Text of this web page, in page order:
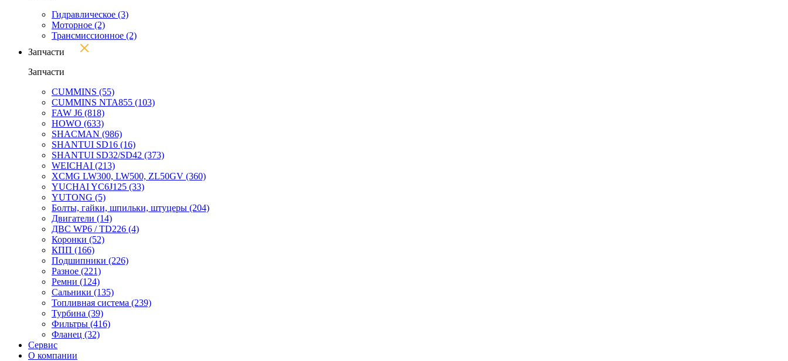
Гидравлическое (3)
Моторное (2)
Трансмиссионное (2)
Запчасти
Запчасти
CUMMINS (55)
CUMMINS NTA855 (103)
FAW J6 (818)
HOWO (633)
SHACMAN (986)
SHANTUI SD16 (16)
SHANTUI SD32/SD42 (373)
WEICHAI (213)
XCMG LW300, LW500, ZL50GV (360)
YUCHAI YC6J125 (33)
YUTONG (5)
Болты, гайки, шпильки, штуцеры (204)
Двигатели (14)
ДВС WP6 / TD226 (4)
Коронки (52)
КПП (166)
Подшипники (226)
Разное (221)
Ремни (124)
Сальники (135)
Топливная система (239)
Турбина (39)
Фильтры (416)
Фланец (32)
Сервис
О компании